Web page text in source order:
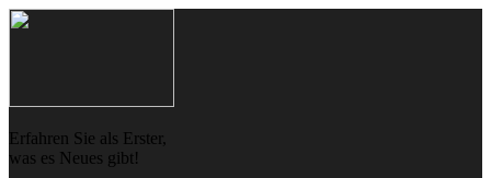
Skip
Skip
Erfahren Sie als Erster,
was es Neues gibt!